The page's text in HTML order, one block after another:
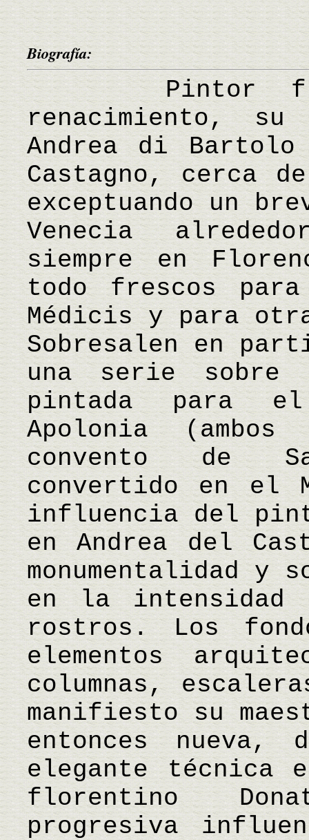
Biografía:
Pintor
renacimiento, su
Andrea di
Castagno, cerca
exceptuando un
Venecia
siempre en
todo frescos
Médicis y para
Sobresalen en
una serie
pintada para el
Apolonia
convento de
convertido en el
influencia del
en Andrea del
monumentalidad
en la intensidad
rostros. Los
elementos
columnas,
manifiesto su
entonces
elegante técnica
florentino
progresiva